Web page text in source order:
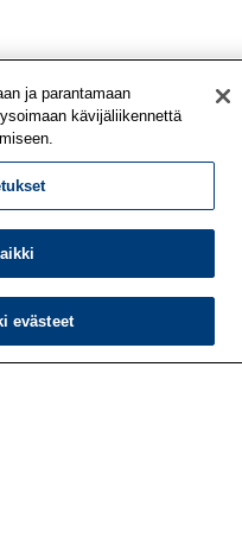
ja parantamaan
kävijäliikennettä
evästeet